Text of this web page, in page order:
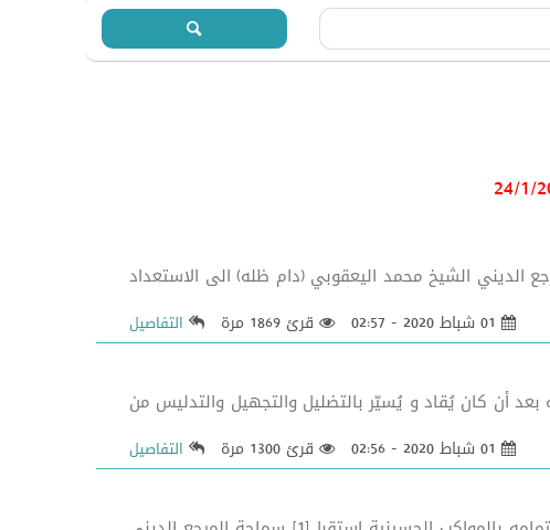
/
الالفية الأولى لتأسيس حوزة النجف الاشرف[1] دعا سماحة المرجع الديني الشيخ محمد اليعقوبي (دام ظله) الى الاستعداد
قرئ 1869 مرة
التفاصيل
أن كان يُقاد و يُسيّر بالتضليل والتجهيل والتدليس من
قرئ 1300 مرة
التفاصيل